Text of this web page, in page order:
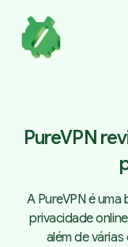
PureVPN
A PureVPN é
privacidade
além de